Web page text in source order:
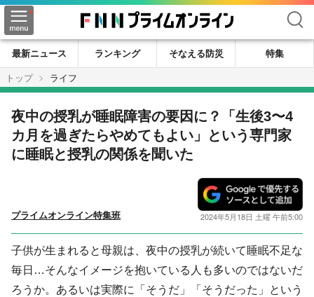
検索
最新ニュース ランキング そなえる防災
特集
トップ
ライフ
夜中の授乳が睡眠障害の要因に？「生後3〜4
カ月を過ぎたらやめてもよい」という専門家
に睡眠と授乳の関係を聞いた
プライムオンライン特集班 2024年5月18日 土曜 午前5:00
子供が生まれると母親は、夜中の授乳が続いて睡眠不足な
毎日…そんなイメージを抱いている人も多いのではないだ
ろうか。あるいは実際に「そうだ」「そうだった」という